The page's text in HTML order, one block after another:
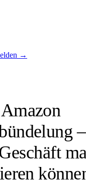
→
Amazon